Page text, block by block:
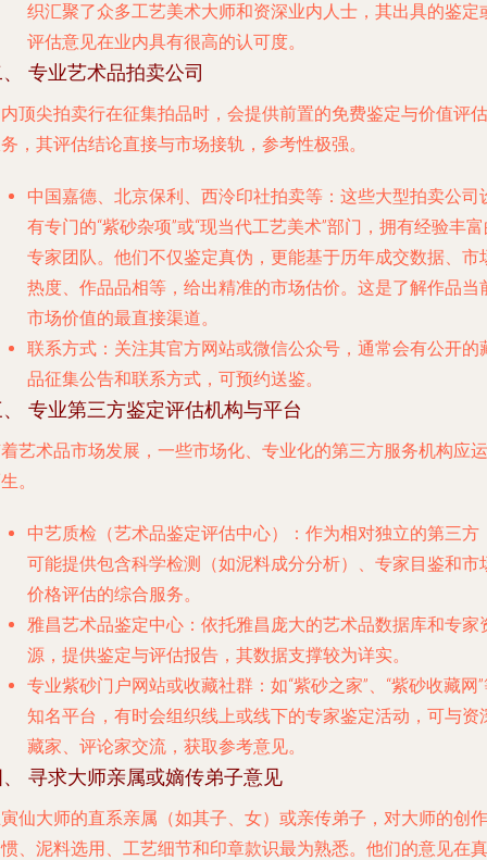
织汇聚了众多工艺美术大师和资深业内人士，其出具的鉴定
评估意见在业内具有很高的认可度。
专业艺术品拍卖公司
顶尖拍卖行在征集拍品时，会提供前置的免费鉴定与价值评估
，其评估结论直接与市场接轨，参考性极强。
中国嘉德、北京保利、西泠印社拍卖等：这些大型拍卖公司
有专门的“紫砂杂项”或“现当代工艺美术”部门，拥有经验丰
专家团队。他们不仅鉴定真伪，更能基于历年成交数据、市
热度、作品品相等，给出精准的市场估价。这是了解作品当
市场价值的最直接渠道。
联系方式 ：关注其官方网站或微信公众号，通常会有公开的
品征集公告和联系方式，可预约送鉴。
专业第三方鉴定评估机构与平台
艺术品市场发展，一些市场化、专业化的第三方服务机构应运
。
中艺质检 （艺术品鉴定评估中心）：作为相对独立的第三方
可能提供包含科学检测（如泥料成分分析）、专家目鉴和市
价格评估的综合服务。
雅昌艺术品鉴定中心 ：依托雅昌庞大的艺术品数据库和专家
源，提供鉴定与评估报告，其数据支撑较为详实。
专业紫砂门户网站或收藏社群 ：如“紫砂之家”、“紫砂收藏网
知名平台，有时会组织线上或线下的专家鉴定活动，可与资
藏家、评论家交流，获取参考意见。
寻求大师亲属或嫡传弟子意见
仙大师的直系亲属 （如其子、女）或亲传弟子 ，对大师的创作
、泥料选用、工艺细节和印章款识最为熟悉。他们的意见在真